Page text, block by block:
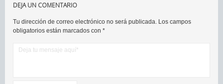
DEJA UN COMENTARIO
Tu dirección de correo electrónico no será publicada. Los campos
obligatorios están marcados con *